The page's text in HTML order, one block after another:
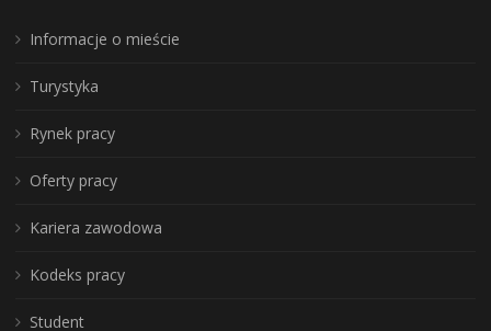
Informacje o mieście
Turystyka
Rynek pracy
Oferty pracy
Kariera zawodowa
Kodeks pracy
Student